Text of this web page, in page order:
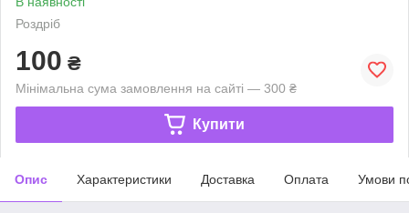
Роздріб
100 ₴
Мінімальна сума замовлення на сайті — 300 ₴
Купити
Опис Характеристики Доставка Оплата Умови